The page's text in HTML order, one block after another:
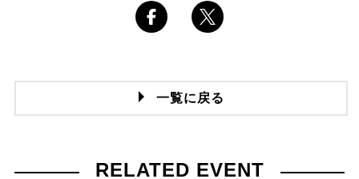
一覧に戻る
RELATED EVENT